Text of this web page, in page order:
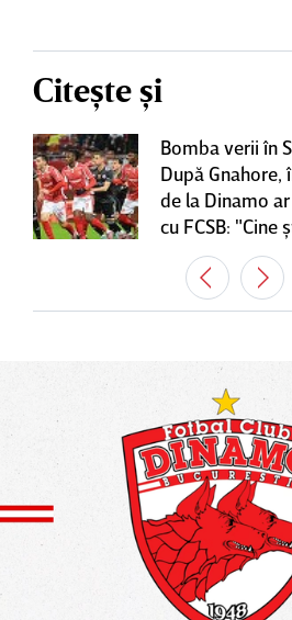
Citește și
Bomba verii în
După Gnahore,
de la Dinamo
cu FCSB: "Cine